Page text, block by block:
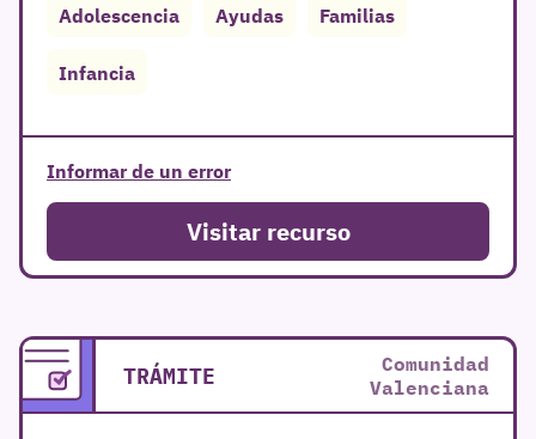
Adolescencia Ayudas Familias
Infancia
Informar de un error
Visitar recurso
TRÁMITE
Comunidad
Valenciana